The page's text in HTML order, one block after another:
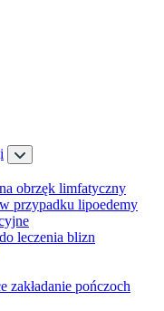
obrzęk limfatyczny
przypadku lipoedemy
leczenia blizn
zakładanie pończoch